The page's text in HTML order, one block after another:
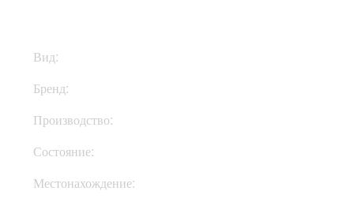
Вид:
Бренд:
Производство:
Состояние:
Местонахождение: